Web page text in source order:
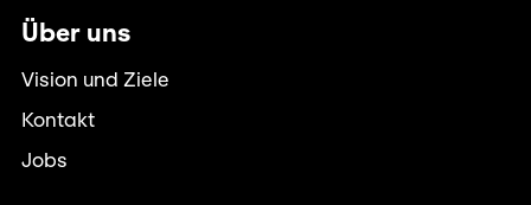
Über uns
Vision und Ziele
Kontakt
Jobs